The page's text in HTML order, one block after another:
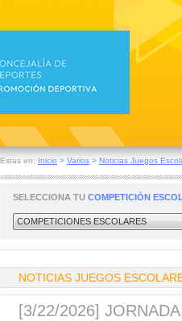
Estas en: Inicio > Varios > Noticias Juegos
SELECCIONA TU COMPETICIÓN
COMPETICIONES ESCOLARES
NOTICIAS JUEGOS
[3/22/2026]